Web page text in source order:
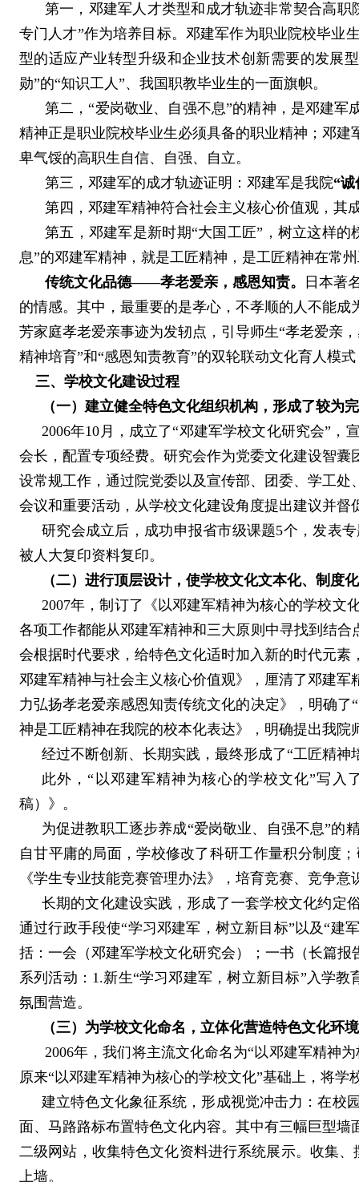
第一，邓建军人才类型和成才轨迹非常契合高
专门人才”作为培养目标。邓建军作为职业院校毕业
型的适应产业转型升级和企业技术创新需要的发展
勋”的“知识工人”、我国职教毕业生的一面旗帜。
第二，“爱岗敬业、自强不息”的精神，是邓建军
精神正是职业院校毕业生必须具备的职业精神；邓
卑气馁的高职生自信、自强、自立。
第三，邓建军的成才轨迹证明：邓建军是我院“
第四，邓建军精神符合社会主义核心价值观，其
第五，邓建军是新时期“大国工匠”，树立这样
息”的邓建军精神，就是工匠精神，是工匠精神在常
传统文化品德——孝老爱亲，感恩知责。
日本著
的情感。其中，最重要的是孝心，不孝顺的人不能
芳家庭孝老爱亲事迹为发轫点，引导师生“孝老爱亲
精神培育”和“感恩知责教育”的双轮联动文化育人模
三、学校文化建设过程
（一）建立健全特色文化组织机构，形成了较为
2006年10 月，成立了“邓建军学校文化研究会”，
会长，配置专项经费。研究会作为党委文化建设智
设常规工作，通过院党委以及宣传部、团委、学工
会议和重要活动，从学校文化建设角度提出建议并督
研究会成立后，成功申报省市级课题5个，发表
被人大复印资料复印。
（二）进行顶层设计，使学校文化文本化、制度
2007年，制订了《以邓建军精神为核心的学校文
各项工作都能从邓建军精神和三大原则中寻找到结
会根据时代要求，给特色文化适时加入新的时代元
邓建军精神与社会主义核心价值观》，厘清了邓建
力弘扬孝老爱亲感恩知责传统文化的决定》，明确
神是工匠精神在我院的校本化表达》，明确提出我院
经过不断创新、长期实践，最终形成了“工匠精
此外，“以邓建军精神为核心的学校文化”写入
稿）》。
为促进教职工逐步养成“爱岗敬业、自强不息”的
自甘平庸的局面，学校修改了科研工作量积分制度
《学生专业技能竞赛管理办法》，培育竞赛、竞争意
长期的文化建设实践，形成了一套学校文化约定
通过行政手段使“学习邓建军，树立新目标”以及“建
括：一会 （邓建军学校文化研究会）； 一书 （长篇
系列活动： 1.新生“学习邓建军，树立新目标”入学教
氛围营造。
（三）为学校文化命名，立体化营造特色文化环
2006年，我们将主流文化命名为“以邓建军精神
原来“以邓建军精神为核心的学校文化”基础上，将
建立特色文化象征系统，形成视觉冲击力：在校
面、马路路标布置特色文化内容。其中有三幅巨型
二级网站，收集特色文化资料进行系统展示。收集、
上墙。